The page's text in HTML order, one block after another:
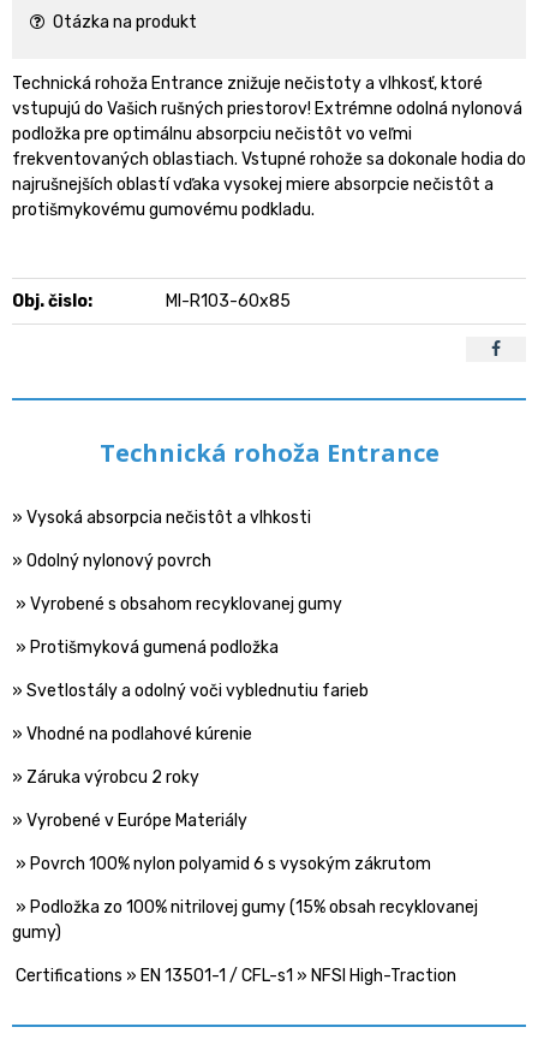
Otázka na produkt
Technická rohoža Entrance znižuje nečistoty a vlhkosť, ktoré
vstupujú do Vašich rušných priestorov! Extrémne odolná nylonová
podložka pre optimálnu absorpciu nečistôt vo veľmi
frekventovaných oblastiach. Vstupné rohože sa dokonale hodia do
najrušnejších oblastí vďaka vysokej miere absorpcie nečistôt a
protišmykovému gumovému podkladu.
Obj. čislo: MI-R103-60x85
Technická rohoža Entrance
» Vysoká absorpcia nečistôt a vlhkosti
» Odolný nylonový povrch
» Vyrobené s obsahom recyklovanej gumy
» Protišmyková gumená podložka
» Svetlostály a odolný voči vyblednutiu farieb
» Vhodné na podlahové kúrenie
» Záruka výrobcu 2 roky
» Vyrobené v Európe Materiály
» Povrch 100% nylon polyamid 6 s vysokým zákrutom
» Podložka zo 100% nitrilovej gumy (15% obsah recyklovanej
gumy)
Certifications » EN 13501-1 / CFL-s1 » NFSI High-Traction